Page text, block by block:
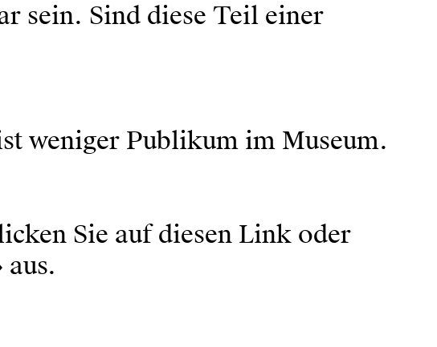
sein. Sind diese Teil einer
weniger Publikum im Museum.
Sie auf diesen Link oder